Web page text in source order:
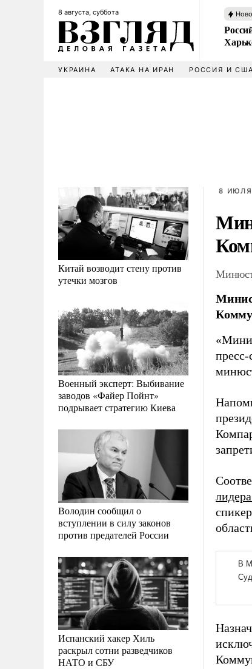
8 августа, суббота
УКРАИНА АТАКА НА ИРАН РОССИЯ И США
Китай возводит стену против
утечки мозгов
Военный эксперт: Выбивание
заводов «Файер Пойнт»
подрывает стратегию Киева
Володин сообщил о
вступлении в силу законов
против предателей России
Испанский хакер Хиль
раскрыл сотни разведчиков
НАТО и СБУ
8 ИЮЛЯ